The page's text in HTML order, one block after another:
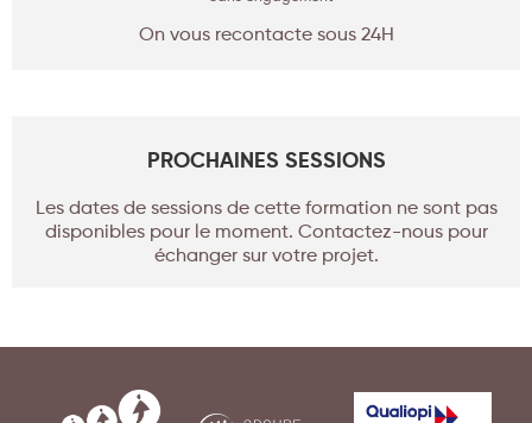
On vous recontacte sous 24H
PROCHAINES SESSIONS
Les dates de sessions de cette formation ne sont pas
disponibles pour le moment. Contactez-nous pour
échanger sur votre projet.